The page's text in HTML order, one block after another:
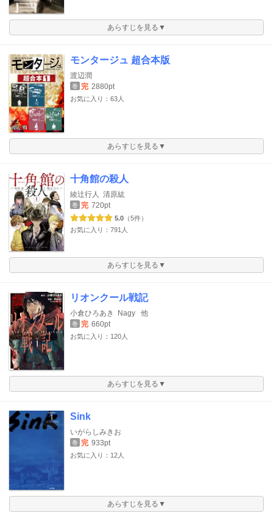
あらすじを見る▼
モンタージュ 超合本版
渡辺潤
巻 完 2880pt
お気に入り：63人
あらすじを見る▼
十角館の殺人
綾辻行人 清原紘
巻 完 720pt
5.0 （5件）
お気に入り：791人
あらすじを見る▼
リオンクール戦記
小倉ひろあき Nagy 他
巻 完 660pt
お気に入り：120人
あらすじを見る▼
Sink
いがらしみきお
巻 完 933pt
お気に入り：12人
あらすじを見る▼